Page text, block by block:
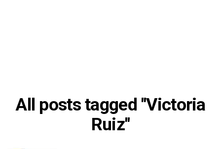
All posts tagged "Victoria
Ruiz"